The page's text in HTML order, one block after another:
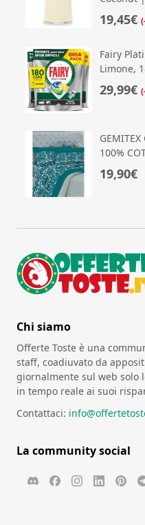
19,45€
Fairy
Limone,
29,99€
100%
19,90€
Chi siamo
Offerte Toste è una
staff, coadiuvato da
giornalmente sul web
in tempo reale ai suoi
Contattaci:
La community social